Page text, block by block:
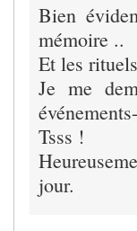
Bien
mémoire ..
Et les
Je me
Tsss !
jour.